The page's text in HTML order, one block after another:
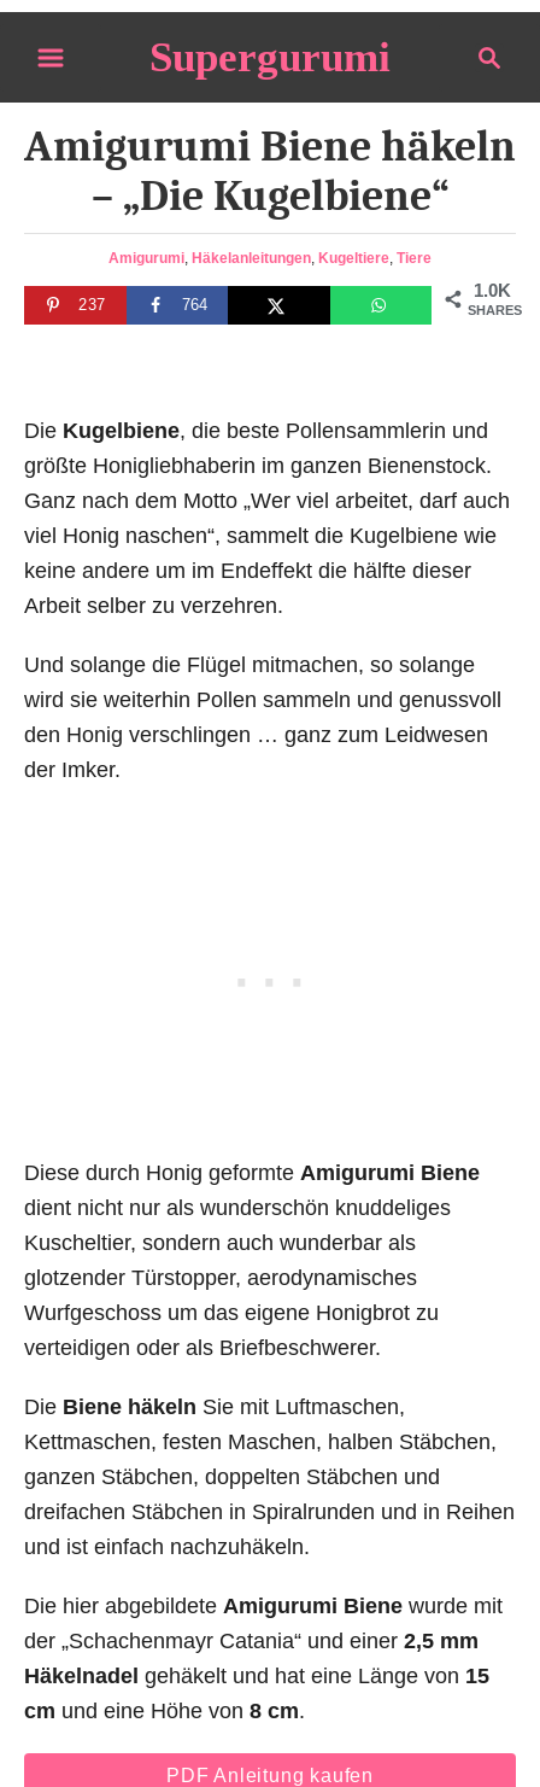
i
a
r
Supergurumi
Amigurumi Biene häkeln
– „Die Kugelbiene“
C
a
i
e
Amigurumi, Häkelanleitungen, Kugeltiere, Tiere
1.0K
SHARES
237 764
Die Kugelbiene, die beste Pollensammlerin und
größte Honigliebhaberin im ganzen Bienenstock.
Ganz nach dem Motto „Wer viel arbeitet, darf auch
viel Honig naschen“, sammelt die Kugelbiene wie
keine andere um im Endeffekt die hälfte dieser
Arbeit selber zu verzehren.
Und solange die Flügel mitmachen, so solange
wird sie weiterhin Pollen sammeln und genussvoll
den Honig verschlingen … ganz zum Leidwesen
der Imker.
Diese durch Honig geformte Amigurumi Biene
dient nicht nur als wunderschön knuddeliges
Kuscheltier, sondern auch wunderbar als
glotzender Türstopper, aerodynamisches
Wurfgeschoss um das eigene Honigbrot zu
verteidigen oder als Briefbeschwerer.
Die Biene häkeln Sie mit Luftmaschen,
Kettmaschen, festen Maschen, halben Stäbchen,
ganzen Stäbchen, doppelten Stäbchen und
dreifachen Stäbchen in Spiralrunden und in Reihen
und ist einfach nachzuhäkeln.
Die hier abgebildete Amigurumi Biene wurde mit
der „Schachenmayr Catania“ und einer 2,5 mm
Häkelnadel gehäkelt und hat eine Länge von 15
cm und eine Höhe von 8 cm.
PDF Anleitung kaufen